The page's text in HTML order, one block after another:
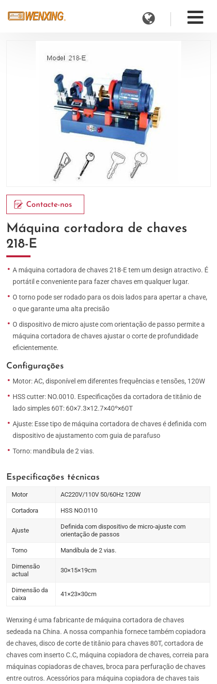
Contacte-nos
Máquina cortadora de chaves
218-E
A máquina cortadora de chaves 218-E tem um design atractivo. É
portátil e conveniente para fazer chaves em qualquer lugar.
O torno pode ser rodado para os dois lados para apertar a chave,
o que garante uma alta precisão
O dispositivo de micro ajuste com orientação de passo permite a
máquina cortadora de chaves ajustar o corte de profundidade
eficientemente.
Configurações
Motor: AC, disponível em diferentes frequências e tensões, 120W
HSS cutter: NO.0010. Especificações da cortadora de titânio de
lado simples 60T: 60×7.3×12.7×40º×60T
Ajuste: Esse tipo de máquina cortadora de chaves é definida com
dispositivo de ajustamento com guia de parafuso
Torno: mandíbula de 2 vias.
Especificações técnicas
Motor AC220V/110V 50/60Hz 120W
Cortadora HSS NO.0110
Ajuste
Definida com dispositivo de micro-ajuste com
orientação de passos
Torno Mandíbula de 2 vias.
Dimensão
actual
30×15×19cm
Dimensão da
caixa
41×23×30cm
Wenxing é uma fabricante de máquina cortadora de chaves
sedeada na China. A nossa companhia fornece também copiadora
de chaves, disco de corte de titânio para chaves 80T, cortadora de
chaves com inserto C.C, máquina copiadora de chaves, correia para
máquinas copiadoras de chaves, broca para perfuração de chaves
entre outros. Acessórios para máquina copiadora de chaves tais